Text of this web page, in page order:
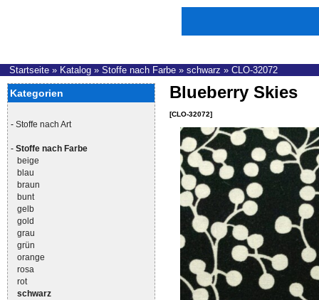
Startseite » Katalog » Stoffe nach Farbe » schwarz » CLO-32072
Kategorien
- Stoffe nach Art
- Stoffe nach Farbe
beige
blau
braun
bunt
gelb
gold
grau
grün
orange
rosa
rot
schwarz
Blueberry Skies
[CLO-32072]